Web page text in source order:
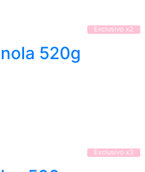
Exclusivo x2
520g
Exclusivo x3